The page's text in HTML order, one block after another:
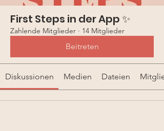
First Steps in der App ✨
Zahlende Mitglieder · 14 Mitglieder
Beitreten
Diskussionen Medien Dateien